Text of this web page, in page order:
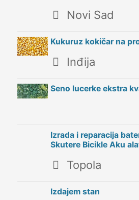
Novi Sad
Kukuruz kokičar na
Inđija
Seno lucerke ekstra
Izrada i reparacija
Skutere Bicikle Aku
Topola
Izdajem stan